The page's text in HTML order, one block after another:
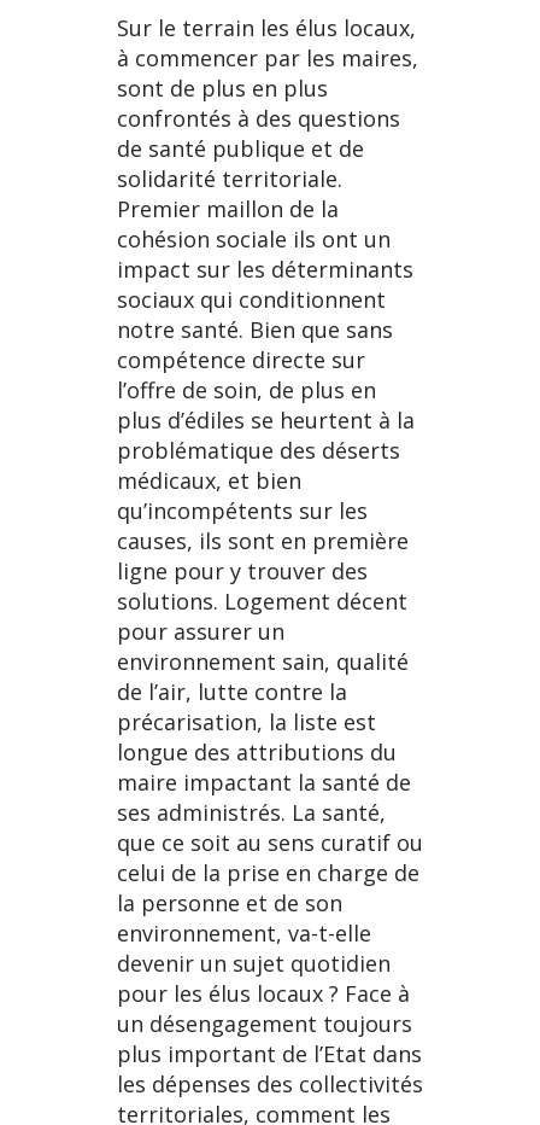
Sur le terrain les élus locaux,
à commencer par les maires,
sont de plus en plus
confrontés à des questions
de santé publique et de
solidarité territoriale.
Premier maillon de la
cohésion sociale ils ont un
impact sur les déterminants
sociaux qui conditionnent
notre santé. Bien que sans
compétence directe sur
l’offre de soin, de plus en
plus d’édiles se heurtent à la
problématique des déserts
médicaux, et bien
qu’incompétents sur les
causes, ils sont en première
ligne pour y trouver des
solutions. Logement décent
pour assurer un
environnement sain, qualité
de l’air, lutte contre la
précarisation, la liste est
longue des attributions du
maire impactant la santé de
ses administrés. La santé,
que ce soit au sens curatif ou
celui de la prise en charge de
la personne et de son
environnement, va-t-elle
devenir un sujet quotidien
pour les élus locaux ? Face à
un désengagement toujours
plus important de l’Etat dans
les dépenses des collectivités
territoriales, comment les